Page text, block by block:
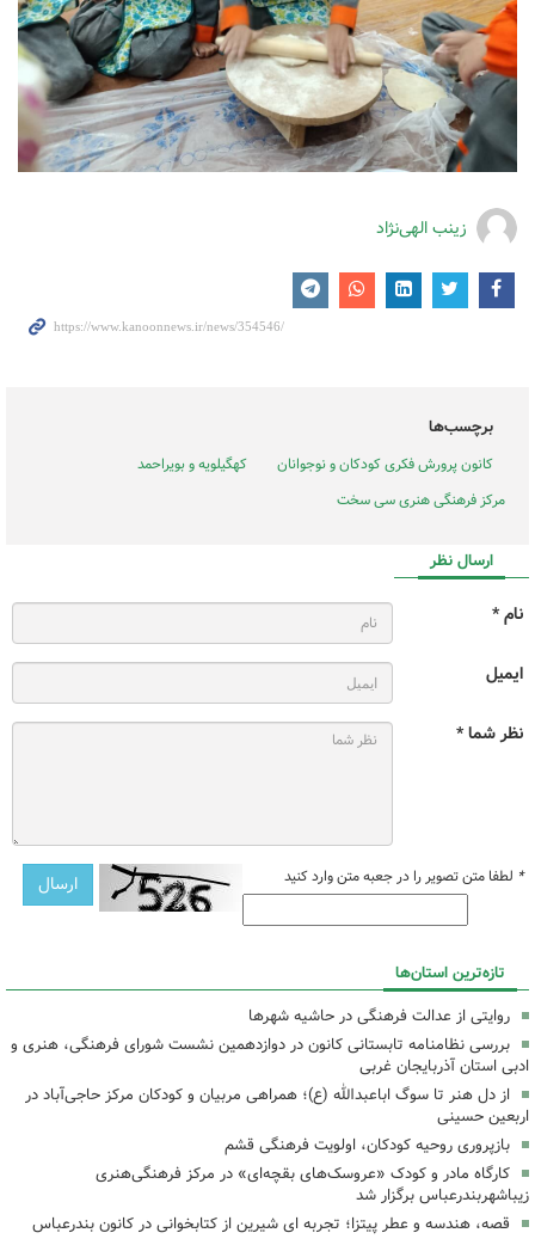
زینب الهی‌نژاد
برچسب‌ها
کانون پرورش فکری کودکان و نوجوانان
کهگیلویه و بویراحمد
مرکز فرهنگی هنری سی سخت
ارسال نظر
نام *
ایمیل
نظر شما *
* لطفا متن تصویر را در جعبه متن وارد کنید
تازه‌ترین استان‌ها
روایتی از عدالت فرهنگی در حاشیه شهرها
بررسی نظامنامه تابستانی کانون در دوازدهمین نشست شورای فرهنگی، هنری و
ادبی استان آذربایجان غربی
از دل هنر تا سوگ اباعبدالله (ع)؛ همراهی مربیان و کودکان مرکز حاجی‌آباد در
اربعین حسینی
بازپروری روحیه کودکان، اولویت فرهنگی قشم
کارگاه مادر و کودک «عروسک‌های بقچه‌ای» در مرکز فرهنگی‌هنری
زیباشهربندرعباس برگزار شد
قصه، هندسه و عطر پیتزا؛ تجربه ای شیرین از کتابخوانی در کانون بندرعباس